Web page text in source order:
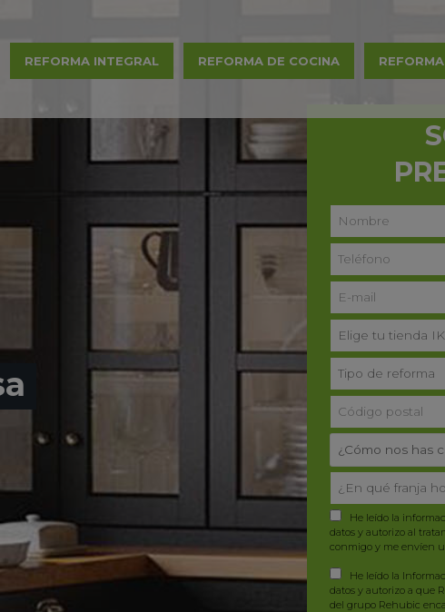
REFORMA INTEGRAL REFORMA DE COCINA
He leído la
datos y autorizo al
conmigo y me envíen
He leído la
datosy autorizo a que
del grupo Rehubic